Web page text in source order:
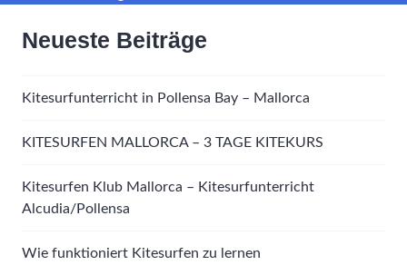
Neueste Beiträge
Kitesurfunterricht in Pollensa Bay – Mallorca
KITESURFEN MALLORCA – 3 TAGE KITEKURS
Kitesurfen Klub Mallorca – Kitesurfunterricht
Alcudia/Pollensa
Wie funktioniert Kitesurfen zu lernen